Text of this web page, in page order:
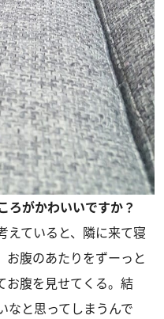
がかわいいですか？
ていると、隣に来て寝
お腹のあたりをずーっと
お腹を見せてくる。結
なと思ってしまうんで